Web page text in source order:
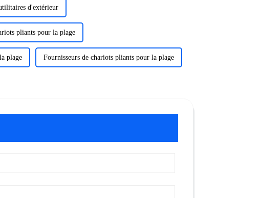
d'extérieur
pliants pour la plage
plage Fournisseurs de chariots pliants pour la plage